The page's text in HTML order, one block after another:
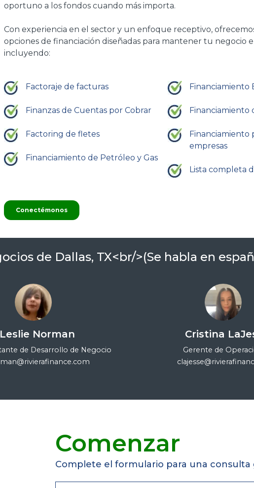
oportuno a los fondos cuando más importa.
Con experiencia en el sector y un enfoque receptivo,
opciones de financiación diseñadas para mantener tu negocio
incluyendo:
Factoraje de facturas
Finanzas de Cuentas por Cobrar
Factoring de fletes
Financiamiento de Petróleo y Gas
Financiamiento
Financiamiento
Financiamiento
empresas
Lista completa
Conectémonos
de Dallas, TX<br/>(Se habla en
Leslie Norman
de Desarrollo de Negocio
Cristina
Gerente de
Comenzar
Complete el formulario para una consulta